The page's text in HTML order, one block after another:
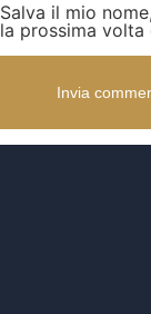
Salva il mio
la prossima volta